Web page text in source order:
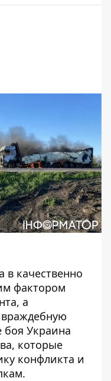
в качественно
фактором
а
враждебную
боя Украина
которые
конфликта и